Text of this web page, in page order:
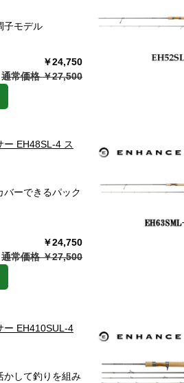
子モデル
￥24,750
通常価格 ￥27,500
ー EH48SL-4 ス
ーできるパック
￥24,750
通常価格 ￥27,500
ー EH410SUL-4
かして釣りを組み